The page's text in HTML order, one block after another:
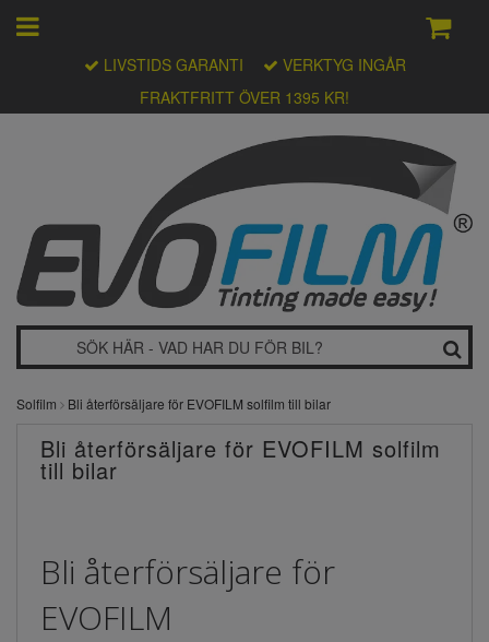
FRAKTFRITT ÖVER 1395 KR!
LIVSTIDS GARANTI VERKTYG INGÅR
Solfilm Bli återförsäljare för EVOFILM solfilm till bilar
Bli återförsäljare för EVOFILM solfilm
till bilar
Bli återförsäljare för
EVOFILM